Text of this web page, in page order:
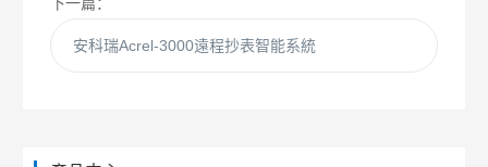
安科瑞Acrel-3000遠程抄表智能系統